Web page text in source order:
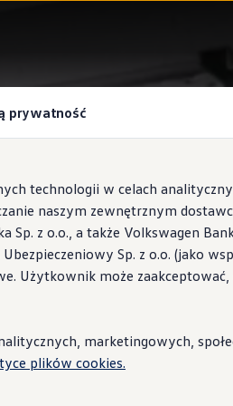
Wallbox ID.Charger
stacje i porady
prywatność
technologii w celach
naszym zewnętrznym
z o.o., a także Volkswagen
Ubezpieczeniowy Sp. z o.o. (jako
Użytkownik może
marketingowych,
plików cookies.